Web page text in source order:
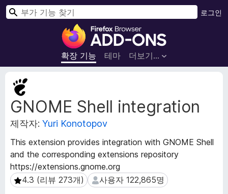
F
r
e
브
우
저
부
가
기
확장 기능 테마 더보기…
로그인
검
GNOME Shell integration
제작자: Yuri Konotopov
This extension provides integration with GNOME Shell
and the corresponding extensions repository
https://extensions.gnome.org
4.3 (리뷰 273개)
4.3 (리뷰 273개) 사용자 122,865명
사용자 122,865명
확
장
메
타
데
터